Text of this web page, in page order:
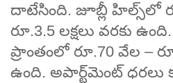
దాటేసింది. జూబ్లీ హిల్స్‌లో
రూ.3.5 లక్షలు వరకు
ప్రాంతంలో రూ.70 వేల –
ఉంది. అపార్ట్‌మెంట్